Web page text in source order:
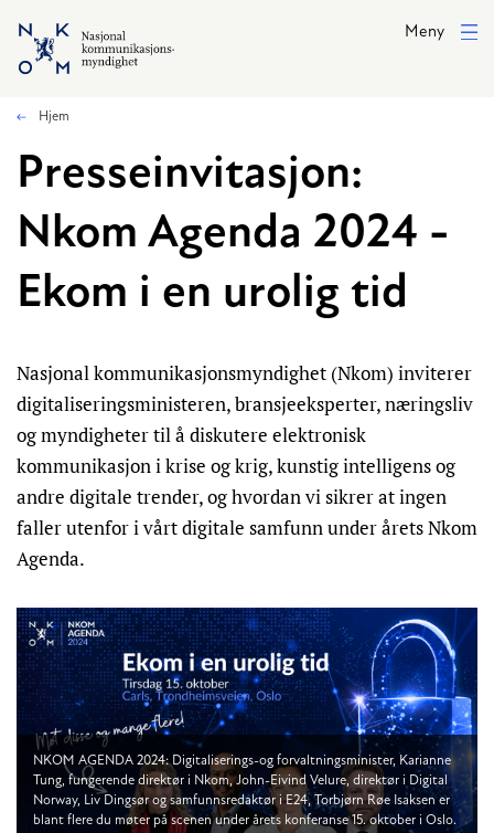
Hopp til hovedinnhold
Meny
Hjem
Presseinvitasjon:
Nkom Agenda 2024 -
Ekom i en urolig tid
Nasjonal kommunikasjonsmyndighet (Nkom) inviterer
digitaliseringsministeren, bransjeeksperter, næringsliv
og myndigheter til å diskutere elektronisk
kommunikasjon i krise og krig, kunstig intelligens og
andre digitale trender, og hvordan vi sikrer at ingen
faller utenfor i vårt digitale samfunn under årets Nkom
Agenda.
NKOM AGENDA 2024: Digitaliserings-og forvaltningsminister, Karianne
Tung, fungerende direktør i Nkom, John-Eivind Velure, direktør i Digital
Norway, Liv Dingsør og samfunnsredaktør i E24, Torbjørn Røe Isaksen er
blant flere du møter på scenen under årets konferanse 15. oktober i Oslo.